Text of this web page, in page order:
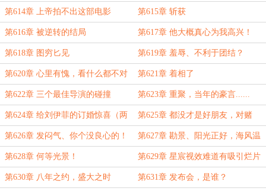
一滴血
第614章 上帝拍不出这部电影 第615章 斩获
第616章 被逆转的结局 第617章 他大概真心为我高兴！
Aigoo！
第618章 图穷匕见 第619章 羞辱、不利于团结？
第620章 心里有愧，看什么都不对 第621章 着相了
第622章 三个最佳导演的碰撞 第623章 重聚，当年的豪言......
第624章 给刘伊菲的订婚惊喜（两
更，台风摧残又卡文的厉害，休息一
章）
第625章 都没才是好朋友，对赌
第626章 发闷气、你个没良心的！ 第627章 勘景、阳光正好，海风温
柔......
第628章 何等光景！ 第629章 星宸视效难道有吸引烂片
的特殊体质？
第630章 八年之约，盛大之时 第631章 发布会，是谁？